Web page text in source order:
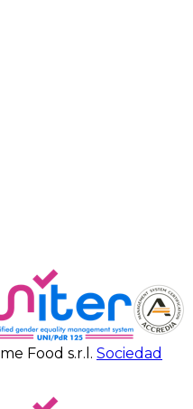
Food s.r.l. Sociedad